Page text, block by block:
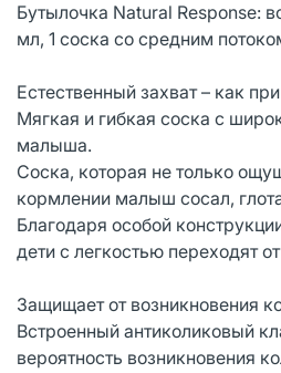
Бутылочка Natural Response:
мл, 1 соска со средним
Естественный захват – как
Мягкая и гибкая соска с
малыша.
Соска, которая не только
кормлении малыш сосал,
Благодаря особой
дети с легкостью переходят
Защищает от возникновения
Встроенный антиколиковый
вероятность возникновения